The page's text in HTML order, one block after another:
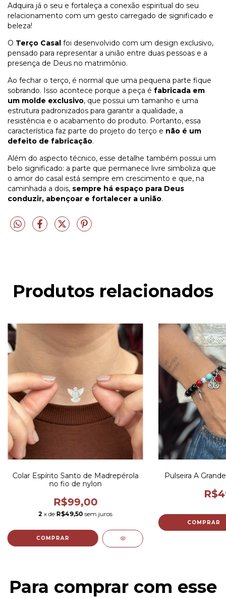
Adquira já o seu e fortaleça a conexão espiritual do seu
relacionamento com um gesto carregado de significado e
beleza!
O Terço Casal foi desenvolvido com um design exclusivo,
pensado para representar a união entre duas pessoas e a
presença de Deus no matrimônio.
Ao fechar o terço, é normal que uma pequena parte fique
sobrando. Isso acontece porque a peça é fabricada em
um molde exclusivo, que possui um tamanho e uma
estrutura padronizados para garantir a qualidade, a
resistência e o acabamento do produto. Portanto, essa
característica faz parte do projeto do terço e não é um
defeito de fabricação.
Além do aspecto técnico, esse detalhe também possui um
belo significado: a parte que permanece livre simboliza que
o amor do casal está sempre em crescimento e que, na
caminhada a dois, sempre há espaço para Deus
conduzir, abençoar e fortalecer a união.
Produtos relacionados
Colar Espírito Santo de Madrepérola
no fio de nylon
R$99,00
2 x de R$49,50 sem juros
COMPRAR
Pulseira A
Para comprar com esse